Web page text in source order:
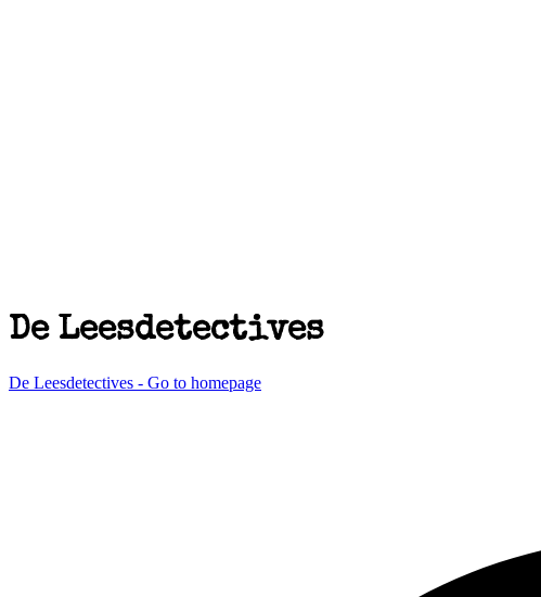
De Leesdetectives
De Leesdetectives - Go to homepage